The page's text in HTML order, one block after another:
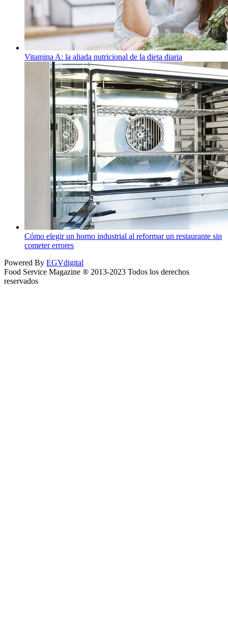
Vitamina A: la aliada nutricional de la dieta diaria
Cómo elegir un horno industrial al reformar un restaurante sin
cometer errores
Powered By EGVdigital
Food Service Magazine ® 2013-2023 Todos los derechos
reservados